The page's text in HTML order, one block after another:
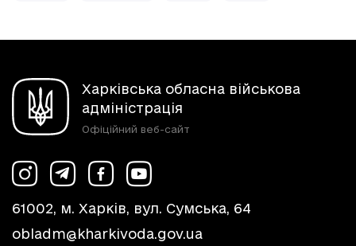
Харківська обласна військова
адміністрація
Офіційний веб-сайт
61002, м. Харків, вул. Сумська, 64
obladm@kharkivoda.gov.ua